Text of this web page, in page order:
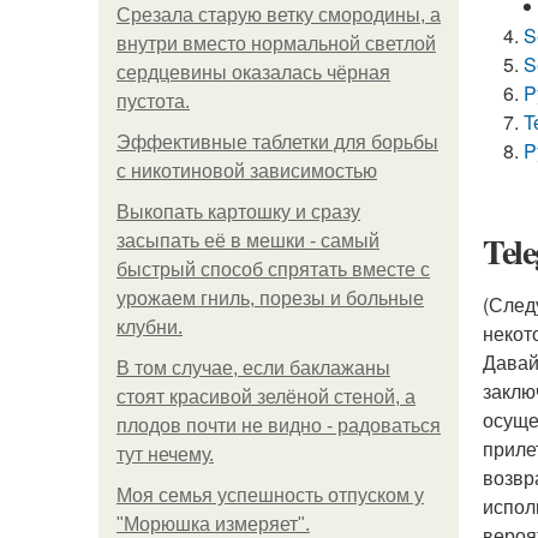
Срезала старую ветку смородины, а
внутри вместо нормальной светлой
сердцевины оказалась чёрная
пустота.
Эффективные таблетки для борьбы
с никотиновой зависимостью
Выкопать картошку и сразу
засыпать её в мешки - самый
быстрый способ спрятать вместе с
урожаем гниль, порезы и больные
клубни.
В том случае, если баклажаны
стоят красивой зелёной стеной, а
плодов почти не видно - радоваться
тут нечему.
Моя семья успешность отпуском у
"Морюшка измеряет".